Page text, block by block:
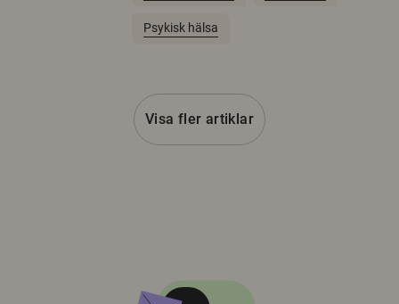
Psykisk hälsa
Visa fler artiklar